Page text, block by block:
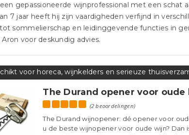
gepassioneerde wijnprofessional met een schat
7 jaar heeft hij zijn vaardigheden verfijnd in
sommelierschap en leidinggevende functies in
voor deskundig advies.
voor horeca, wijnkelders en serieuze
The Durand opener voor oude
(2 beoordelingen)
The Durand wijnopener: dé opener voor
u de beste wijnopener voor oude wijn? Dan